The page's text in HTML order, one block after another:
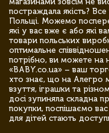
постраждала якість?
Польщі. Можемо
які у вас вже є або які
товари польських
оптимальне
потрібно, ви можете на
«BABY.co.ua» – ваш
хто знає, що на Алегро
взуття, іграшки та
досі зупиняла складна
покупки, поспішаємо
для дітей стають